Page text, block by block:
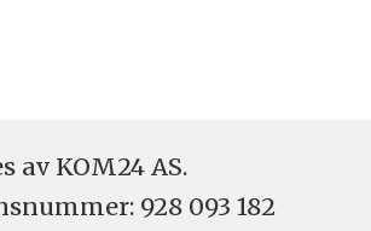
av KOM24 AS.
928 093 182